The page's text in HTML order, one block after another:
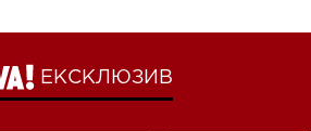
ЕКСКЛЮЗИВ